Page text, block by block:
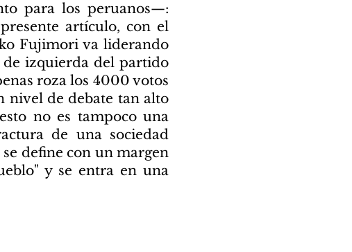
para los peruanos—:
artículo, con el
Fujimori va liderando
de izquierda del partido
roza los 4000 votos
nivel de debate tan alto
no es tampoco una
de una sociedad
define con un margen
y se entra en una